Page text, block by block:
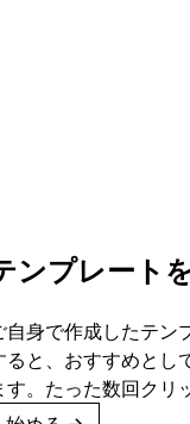
ンプレート
自身で作成したテン
ると、おすすめとし
す。たった数回クリ